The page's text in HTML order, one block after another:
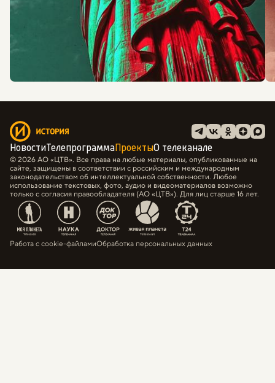
НовостиТелепрограммаПроектыО телеканале
© 2026 АО «ЦТВ». Все права на любые материалы, опубликованные на
сайте, защищены в соответствии с российским и международным
законодательством об интеллектуальной собственности. Любое
использование текстовых, фото, аудио и видеоматериалов возможно
только с согласия правообладателя (АО «ЦТВ»). Для лиц старше 16 лет.
Работа с cookie-файламиОбработка персональных данных